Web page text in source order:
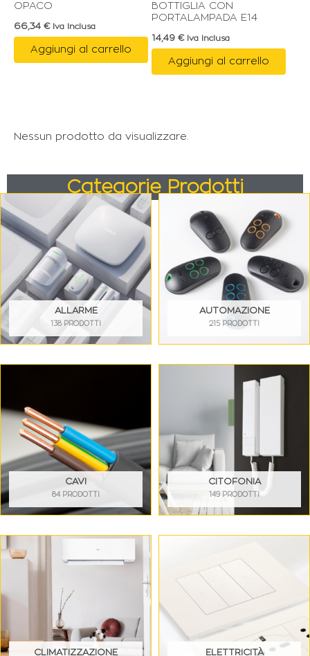
OPACO
66,34 € Iva Inclusa
Aggiungi al carrello
BOTTIGLIA CON
PORTALAMPADA E14
14,49 € Iva Inclusa
Aggiungi al carrello
Nessun prodotto da visualizzare.
Categorie Prodotti
ALLARME
138 PRODOTTI
AUTOMAZIONE
215 PRODOTTI
CAVI
84 PRODOTTI
CITOFONIA
149 PRODOTTI
CLIMATIZZAZIONE ELETTRICITÀ